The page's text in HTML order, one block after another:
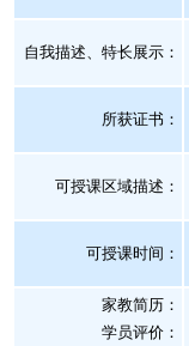
自我描述、特长展示 ：
所获证书 ：
可授课区域描述：
可授课时间：
家教简历：
学员评价：